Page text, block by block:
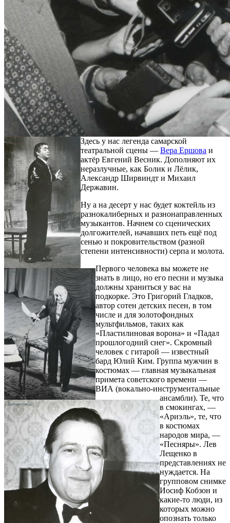
Здесь у нас легенда самарской
театральной сцены — Вера Ершова и
актёр Евгений Весник. Дополняют их
неразлучные, как Болик и Лёлик,
Александр Ширвиндт и Михаил
Державин.
Ну а на десерт у нас будет коктейль из
разнокалиберных и разнонаправленных
музыкантов. Начнем со сценических
долгожителей, начавших петь ещё под
сенью и покровительством (разной
степени интенсивности) серпа и молота.
Первого человека вы можете не
знать в лицо, но его песни и музыка
должны храниться у вас на
подкорке. Это Григорий Гладков,
автор сотен детских песен, в том
числе и для золотофондных
мультфильмов, таких как
«Пластилиновая ворона» и «Падал
прошлогодний снег». Скромный
человек с гитарой — известный
бард Юлий Ким. Группа мужчин в
костюмах — главная музыкальная
примета советского времени —
ВИА (вокально-инструментальные
ансамбли). Те, что
в смокингах, —
«Ариэль», те, что
в костюмах
народов мира, —
«Песняры». Лев
Лещенко в
представлениях не
нуждается. На
групповом снимке
Иосиф Кобзон и
какие-то люди, из
которых можно
опознать только